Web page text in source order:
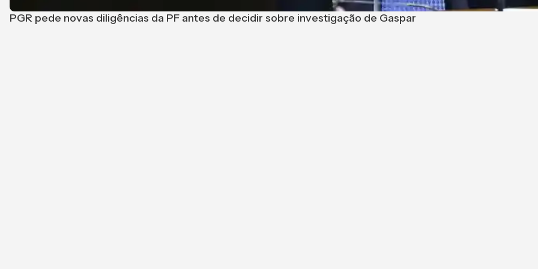
PGR pede novas diligências da PF antes de decidir sobre investigação de Gaspar